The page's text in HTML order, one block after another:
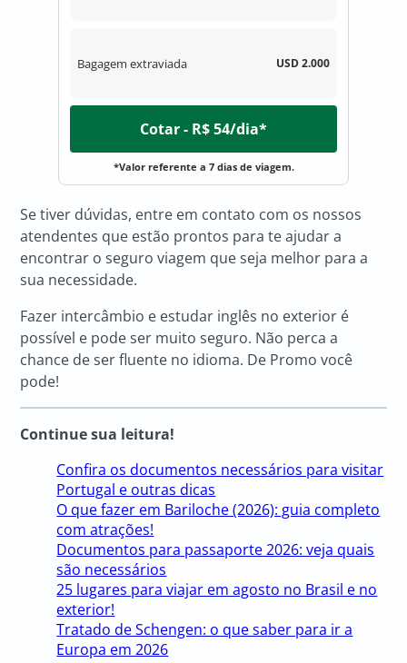
Bagagem extraviada USD 2.000
Cotar - R$ 54/dia*
*Valor referente a 7 dias de viagem.
Se tiver dúvidas, entre em contato com os nossos
atendentes que estão prontos para te ajudar a
encontrar o seguro viagem que seja melhor para a
sua necessidade.
Fazer intercâmbio e estudar inglês no exterior é
possível e pode ser muito seguro. Não perca a
chance de ser fluente no idioma. De Promo você
pode!
Continue sua leitura!
Confira os documentos necessários para visitar
Portugal e outras dicas
O que fazer em Bariloche (2026): guia completo
com atrações!
Documentos para passaporte 2026: veja quais
são necessários
25 lugares para viajar em agosto no Brasil e no
exterior!
Tratado de Schengen: o que saber para ir a
Europa em 2026